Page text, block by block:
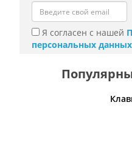
Я согласен с нашей
персональных данных